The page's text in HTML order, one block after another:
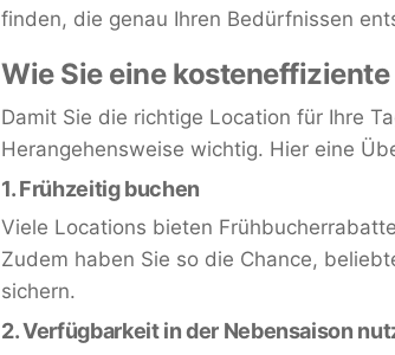
finden, die genau Ihren Bedürfnissen
Wie Sie eine
Damit Sie die richtige Location für Ihre
Herangehensweise wichtig. Hier eine
1.Frühzeitig buchen
Viele Locations bieten
Zudem haben Sie so die Chance,
sichern.
2.Verfügbarkeit in der Nebensaison